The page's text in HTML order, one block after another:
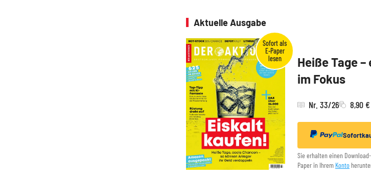
Aktuelle Ausgabe
Heiße Tage
im Fokus
Nr. 33/26 8,90 €
Sie erhalten einen
Paper in Ihrem Konto